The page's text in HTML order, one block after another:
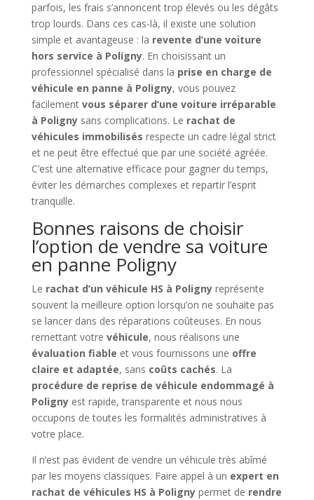
parfois, les frais s’annoncent trop élevés ou les dégâts
trop lourds. Dans ces cas-là, il existe une solution
simple et avantageuse : la revente d’une voiture
hors service à Poligny. En choisissant un
professionnel spécialisé dans la prise en charge de
véhicule en panne à Poligny, vous pouvez
facilement vous séparer d’une voiture irréparable
à Polignysans complications. Le rachat de
véhicules immobilisés respecte un cadre légal strict
et ne peut être effectué que par une société agréée.
C’est une alternative efficace pour gagner du temps,
éviter les démarches complexes et repartir l’esprit
tranquille.
Bonnes raisons de choisir
l’option de vendre sa voiture
en panne Poligny
Le rachat d’un véhicule HS à Polignyreprésente
souvent la meilleure option lorsqu’on ne souhaite pas
se lancer dans des réparations coûteuses. En nous
remettant votre véhicule, nous réalisons une
évaluation fiable et vous fournissons une offre
claire et adaptée, sans coûts cachés. La
procédure de reprise de véhicule endommagé à
Polignyest rapide, transparente et nous nous
occupons de toutes les formalités administratives à
votre place.
Il n’est pas évident de vendre un véhicule très abîmé
par les moyens classiques. Faire appel à un expert en
rachat de véhicules HS à Polignypermet de rendre